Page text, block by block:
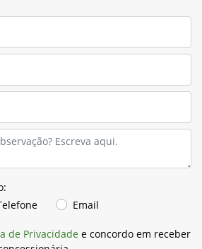
Email
de Privacidade e concordo em receber